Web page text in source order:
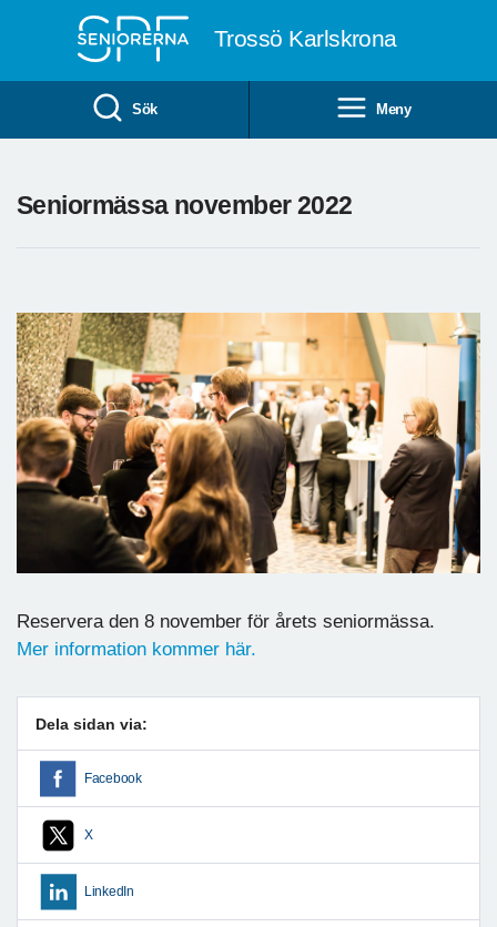
Trossö Karlskrona
Sök Meny
Seniormässa november 2022
Reservera den 8 november för årets seniormässa.
Mer information kommer här.
Dela sidan via:
Facebook
X
LinkedIn